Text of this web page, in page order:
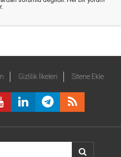
Gizlilik İlkeleri Sitene Ekle